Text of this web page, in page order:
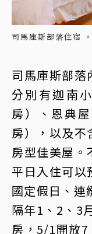
司馬庫斯部落住宿
司馬庫斯部落
分別有迦南
房）、恩典
房），以及不
房型佳美屋。
平日入住可以
國定假日、連
隔年1、2、3
房，5/1開放7